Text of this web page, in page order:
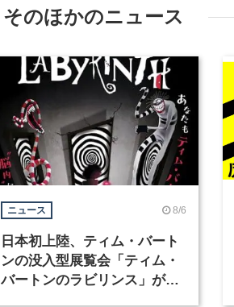
そのほかのニュース
ニュース 8/6
日本初上陸、ティム・バート
ンの没入型展覧会「ティム・
バートンのラビリンス」が東